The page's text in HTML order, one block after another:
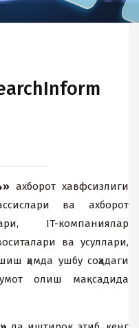
аxборот xавфсизлиги
ва аxборот
IT-компаниялар
ва усуллари,
ҳамда ушбу соҳадаги
олиш мақсадида